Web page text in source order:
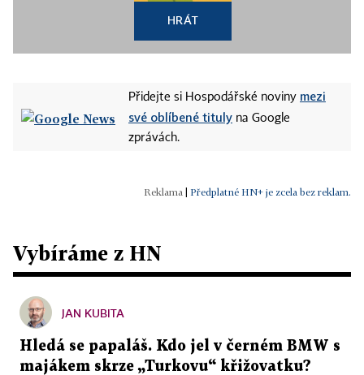
HRÁT
Přidejte si Hospodářské noviny mezi
své oblíbené tituly na Google
zprávách.
Předplatné HN+ je zcela bez reklam.
Vybíráme z HN
JAN KUBITA
Hledá se papaláš. Kdo jel v černém BMW s
majákem skrze „Turkovu“ křižovatku?